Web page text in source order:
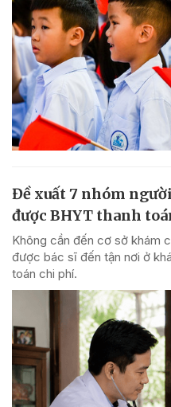
Đề xuất 7 nhóm
được BHYT thanh
Không cần đến cơ sở khám
được bác sĩ đến tận nơi ở
toán chi phí.